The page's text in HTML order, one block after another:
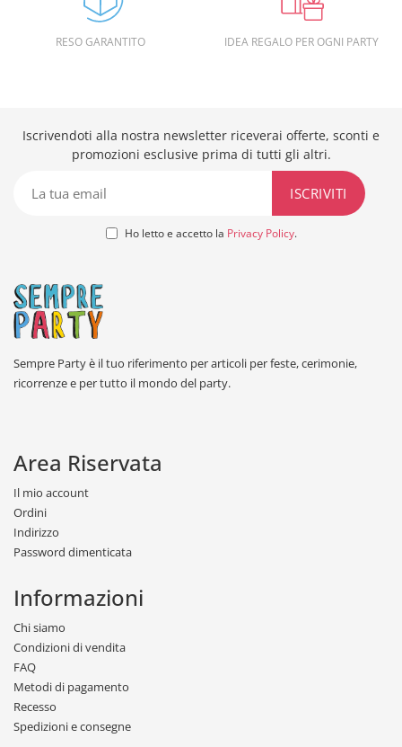
RESO GARANTITO IDEA REGALO PER OGNI PARTY
Iscrivendoti alla nostra newsletter riceverai offerte, sconti e
promozioni esclusive prima di tutti gli altri.
Ho letto e accetto la Privacy Policy.
Sempre Party è il tuo riferimento per articoli per feste, cerimonie,
ricorrenze e per tutto il mondo del party.
Area Riservata
Il mio account
Ordini
Indirizzo
Password dimenticata
Informazioni
Chi siamo
Condizioni di vendita
FAQ
Metodi di pagamento
Recesso
Spedizioni e consegne